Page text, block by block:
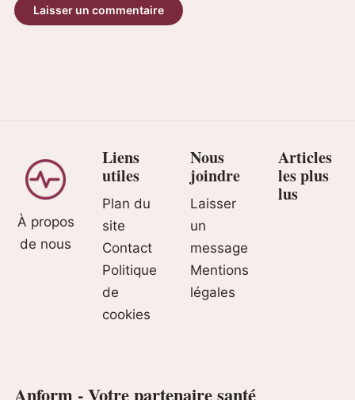
À propos
de nous
Liens
utiles
Plan du
site
Contact
Politique
de
cookies
Nous
joindre
Laisser
un
message
Mentions
légales
Articles
les plus
lus